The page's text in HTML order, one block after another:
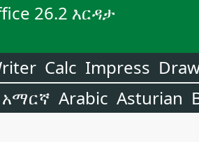
26.2 እርዳታ
Calc Impress
አማርኛ Arabic Asturian